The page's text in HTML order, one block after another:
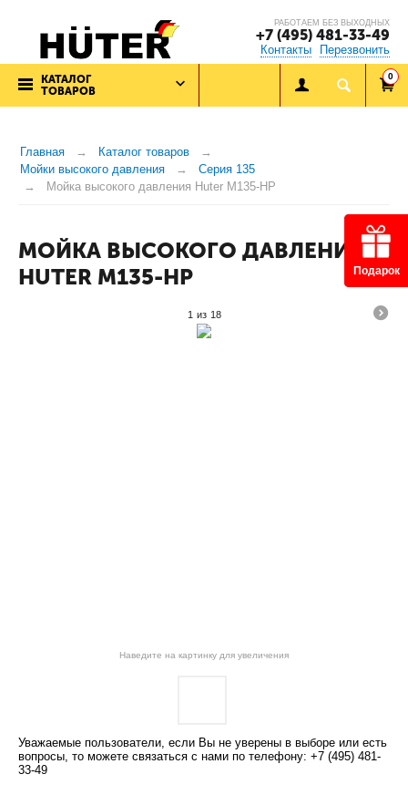
Подарок
РАБОТАЕМ БЕЗ ВЫХОДНЫХ
+7 (495) 481-33-49
Контакты Перезвонить
КАТАЛОГ
ТОВАРОВ
0
Главная
Каталог товаров
Мойки высокого давления
Серия 135
Мойка высокого давления Huter M135-HP
МОЙКА ВЫСОКОГО ДАВЛЕНИЯ
HUTER M135-HP
1 из 18
Наведите на картинку для увеличения
Уважаемые пользователи, если Вы не уверены в выборе или есть
вопросы, то можете связаться с нами по телефону: +7 (495) 481-
33-49